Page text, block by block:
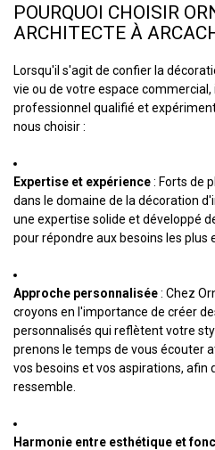
POURQUOI CHOISIR
ARCHITECTE À
Lorsqu'il s'agit de confier la
vie ou de votre espace
professionnel qualifié et
nous choisir :
Expertise et expérience: Forts de
dans le domaine de la décoration
une expertise solide et développé
pour répondre aux besoins les plus
Approche personnalisée: Chez
croyons en l'importance de créer
personnalisés qui reflètent votre
prenons le temps de vous écouter
vos besoins et vos aspirations, afin
ressemble.
Harmonie entre esthétique et